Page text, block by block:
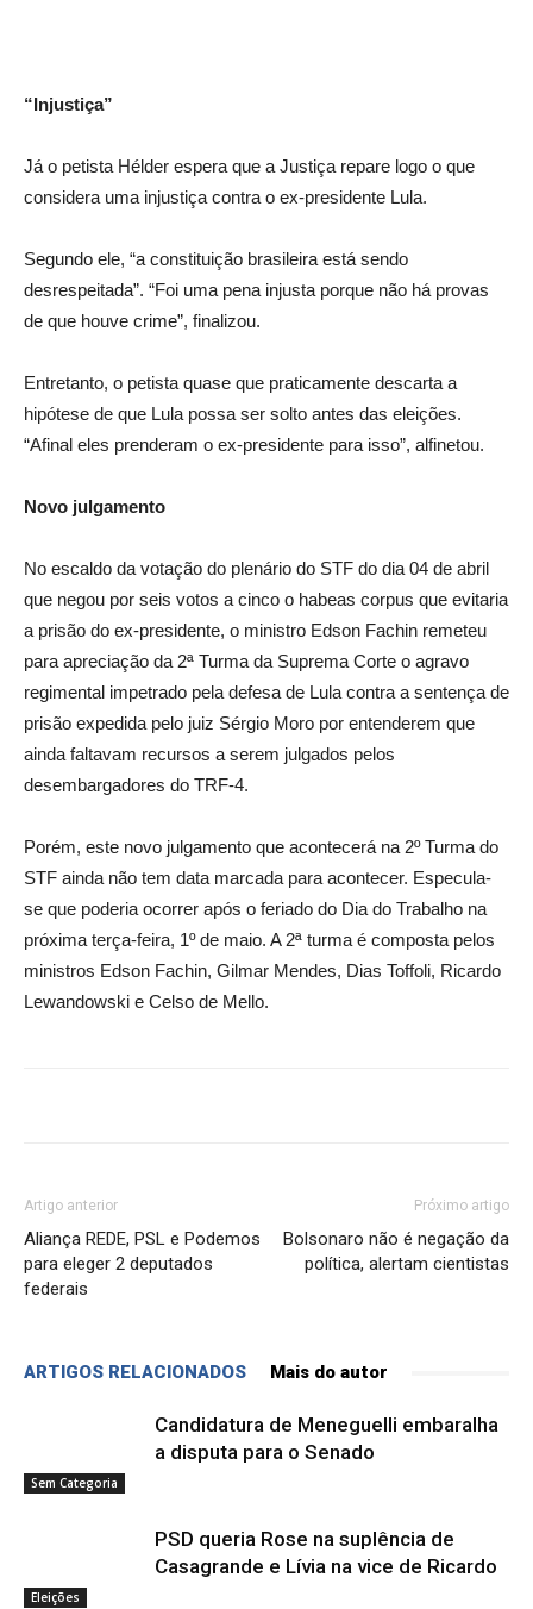
“Injustiça”
Já o petista Hélder espera que a Justiça repare logo o que
considera uma injustiça contra o ex-presidente Lula.
Segundo ele, “a constituição brasileira está sendo
desrespeitada”. “Foi uma pena injusta porque não há provas
de que houve crime”, finalizou.
Entretanto, o petista quase que praticamente descarta a
hipótese de que Lula possa ser solto antes das eleições.
“Afinal eles prenderam o ex-presidente para isso”, alfinetou.
Novo julgamento
No escaldo da votação do plenário do STF do dia 04 de abril
que negou por seis votos a cinco o habeas corpus que evitaria
a prisão do ex-presidente, o ministro Edson Fachin remeteu
para apreciação da 2ª Turma da Suprema Corte o agravo
regimental impetrado pela defesa de Lula contra a sentença de
prisão expedida pelo juiz Sérgio Moro por entenderem que
ainda faltavam recursos a serem julgados pelos
desembargadores do TRF-4.
Porém, este novo julgamento que acontecerá na 2º Turma do
STF ainda não tem data marcada para acontecer. Especula-
se que poderia ocorrer após o feriado do Dia do Trabalho na
próxima terça-feira, 1º de maio. A 2ª turma é composta pelos
ministros Edson Fachin, Gilmar Mendes, Dias Toffoli, Ricardo
Lewandowski e Celso de Mello.
Artigo anterior
Aliança REDE, PSL e Podemos
para eleger 2 deputados
federais
Próximo artigo
Bolsonaro não é negação da
política, alertam cientistas
ARTIGOS RELACIONADOS Mais do autor
Sem Categoria
Candidatura de Meneguelli embaralha
a disputa para o Senado
Eleições
PSD queria Rose na suplência de
Casagrande e Lívia na vice de Ricardo